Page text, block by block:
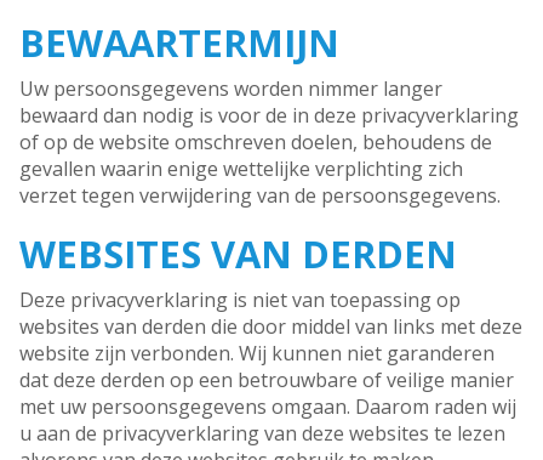
BEWAARTERMIJN
Uw persoonsgegevens worden nimmer langer
bewaard dan nodig is voor de in deze privacyverklaring
of op de website omschreven doelen, behoudens de
gevallen waarin enige wettelijke verplichting zich
verzet tegen verwijdering van de persoonsgegevens.
WEBSITES VAN DERDEN
Deze privacyverklaring is niet van toepassing op
websites van derden die door middel van links met deze
website zijn verbonden. Wij kunnen niet garanderen
dat deze derden op een betrouwbare of veilige manier
met uw persoonsgegevens omgaan. Daarom raden wij
u aan de privacyverklaring van deze websites te lezen